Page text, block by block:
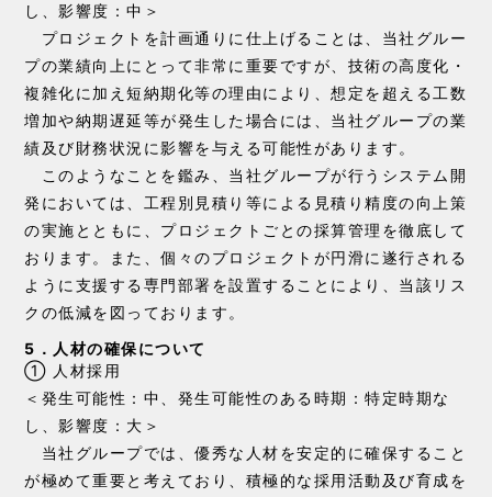
し、影響度：中＞
プロジェクトを計画通りに仕上げることは、当社グルー
プの業績向上にとって非常に重要ですが、技術の高度化・
複雑化に加え短納期化等の理由により、想定を超える工数
増加や納期遅延等が発生した場合には、当社グループの業
績及び財務状況に影響を与える可能性があります。
このようなことを鑑み、当社グループが行うシステム開
発においては、工程別見積り等による見積り精度の向上策
の実施とともに、プロジェクトごとの採算管理を徹底して
おります。また、個々のプロジェクトが円滑に遂行される
ように支援する専門部署を設置することにより、当該リス
クの低減を図っております。
5．人材の確保について
① 人材採用
＜発生可能性：中、発生可能性のある時期：特定時期な
し、影響度：大＞
当社グループでは、優秀な人材を安定的に確保すること
が極めて重要と考えており、積極的な採用活動及び育成を